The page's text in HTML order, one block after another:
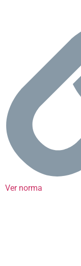
Ver norma